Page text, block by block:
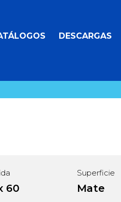
DESCARGAS
productos
60
Superficie
Mate